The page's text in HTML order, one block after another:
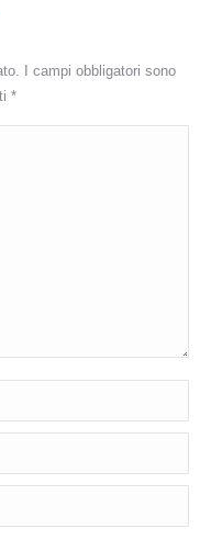
I campi obbligatori sono
*